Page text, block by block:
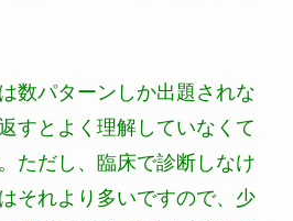
数パターンしか出題されな
すとよく理解していなくて
ただし、臨床で診断しなけ
それより多いですので、少